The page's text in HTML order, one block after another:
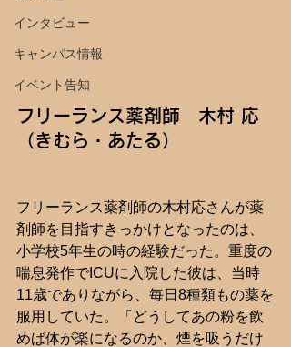
インタビュー
キャンパス情報
イベント告知
フリーランス薬剤師　木村 応
（きむら・あたる）
フリーランス薬剤師の木村応さんが薬
剤師を目指すきっかけとなったのは、
小学校5年生の時の経験だった。重度の
喘息発作でICUに入院した彼は、当時
11歳でありながら、毎日8種類もの薬を
服用していた。「どうしてあの粉を飲
めば体が楽になるのか、煙を吸うだけ